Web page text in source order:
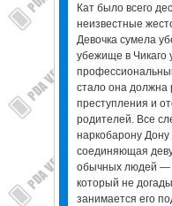
Кат было всего
неизвестные
Девочка сумела
убежище в Чикаго
стало она должна
преступления и
родителей. Все
наркобарону
соединяющая
обычных людей —
который не
занимается его